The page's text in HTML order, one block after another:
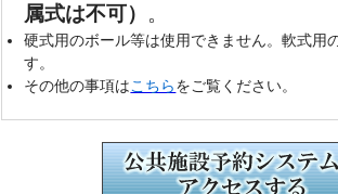
属式は不可） 。
硬式用のボール等は使用できません。軟式用
す。
その他の事項はこちらをご覧ください。